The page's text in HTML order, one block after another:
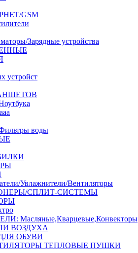
GSM
Зарядные устройства
устройст
воды
Увлажнители/Вентиляторы
СПЛИТ-СИСТЕМЫ
Масляные,Кварцевые,Конвекторы
ВОЗДУХА
ОБУВИ
ТЕПЛОВЫЕ ПУШКИ